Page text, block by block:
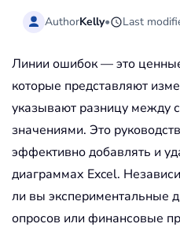
AuthorKelly• Last
Линии ошибок — это
которые представляют
указывают разницу между
значениями. Это
эффективно добавлять и
диаграммах Excel.
ли вы экспериментальные
опросов или финансовые